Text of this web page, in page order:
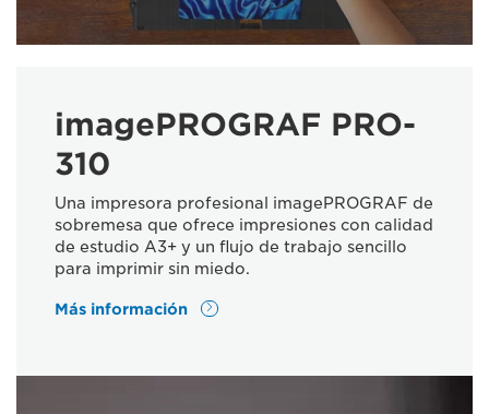
imagePROGRAF PRO-
310
Una impresora profesional imagePROGRAF de
sobremesa que ofrece impresiones con calidad
de estudio A3+ y un flujo de trabajo sencillo
para imprimir sin miedo.
Más información